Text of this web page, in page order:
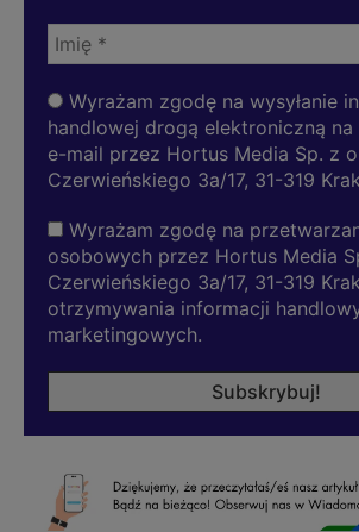
Wyrażam zgodę na wysyłanie
handlowej drogą elektroniczną
e-mail przez Hortus Media Sp. z
Czerwieńskiego 3a/17, 31-319
Wyrażam zgodę na
osobowych przez Hortus Media
Czerwieńskiego 3a/17, 31-319
otrzymywania informacji
marketingowych.